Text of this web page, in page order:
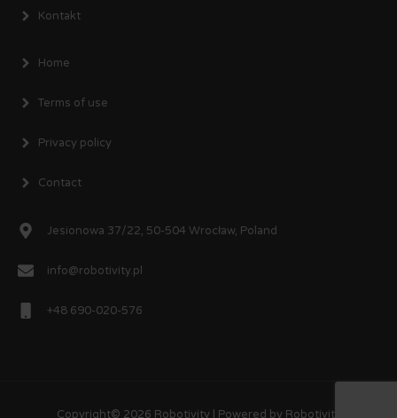
Kontakt
Home
Terms of use
Privacy policy
Contact
Jesionowa 37/22, 50-504 Wrocław, Poland
info@robotivity.pl
+48 690-020-576
Copyright© 2026 Robotivity | Powered by Robotivity